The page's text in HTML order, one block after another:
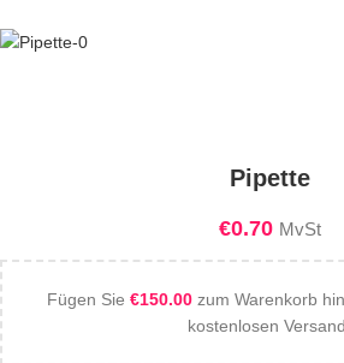
Pipette
€0.70 MvSt
Fügen Sie €150.00zum Warenkorb
kostenlosen